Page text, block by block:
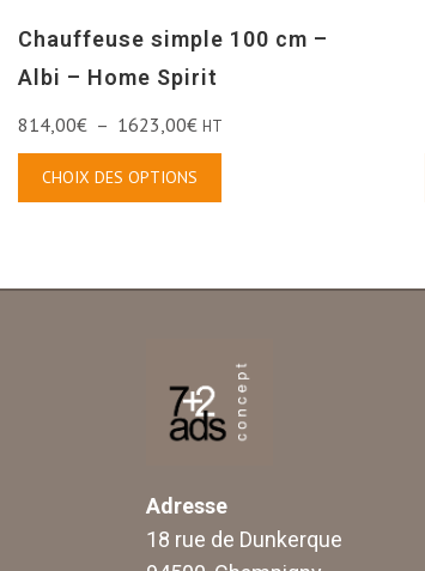
Chauffeuse simple 100 cm –
Albi – Home Spirit
814,00€ – 1623,00€ HT
CHOIX DES OPTIONS
Adresse
18 rue de Dunkerque